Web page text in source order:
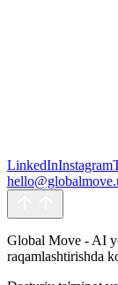
siyosatimizga
Maxfiylik siyosatida
LinkedInInstagram
Global Move - AI
raqamlashtirishda